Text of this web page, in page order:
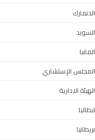
الدنمارك
السويد
المانيا
المجلس الإستشاري
الهيئة الادارية
ايطاليا
بريطانيا